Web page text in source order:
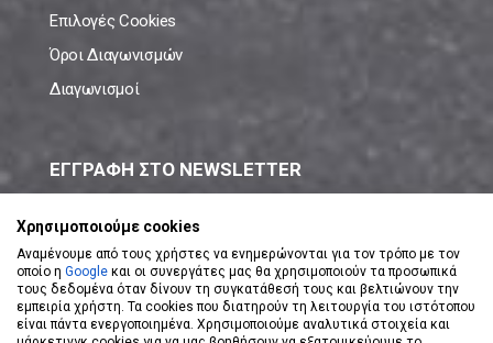
Επιλογές Cookies
Όροι Διαγωνισμών
Διαγωνισμοί
ΕΓΓΡΑΦΗ ΣΤΟ NEWSLETTER
ΕΓΓΡΑΦΗ ΣΤΟ NEWSLETTER
Χρησιμοποιούμε cookies
Αναμένουμε από τους χρήστες να ενημερώνονται για τον τρόπο με τον
οποίο η Google και οι συνεργάτες μας θα χρησιμοποιούν τα προσωπικά
τους δεδομένα όταν δίνουν τη συγκατάθεσή τους και βελτιώνουν την
εμπειρία χρήστη. Τα cookies που διατηρούν τη λειτουργία του ιστότοπου
είναι πάντα ενεργοποιημένα. Χρησιμοποιούμε αναλυτικά στοιχεία και